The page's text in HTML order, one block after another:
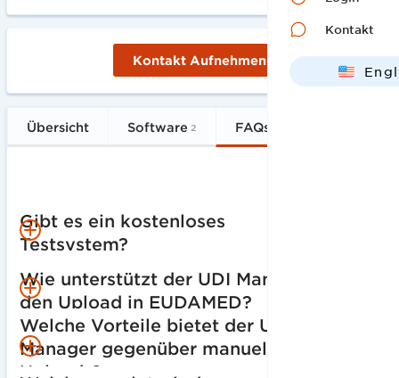
Kontakt
Übersicht Software 2 FAQs
Gibt es ein kostenloses
Testsystem?
Ja, Sie können den mytracekey UDI Manager in der
FREE-Version kostenlos testen.
Wie unterstützt der UDI Manager
den Upload in EUDAMED?
Der UDI Manager führt Nutzer durch den gesamten
Upload-Prozess, prüft die Daten auf Vollständigkeit
Welche Vorteile bietet der UDI
Manager gegenüber manuellen
Uploads?
Kontakt Aufnehmen